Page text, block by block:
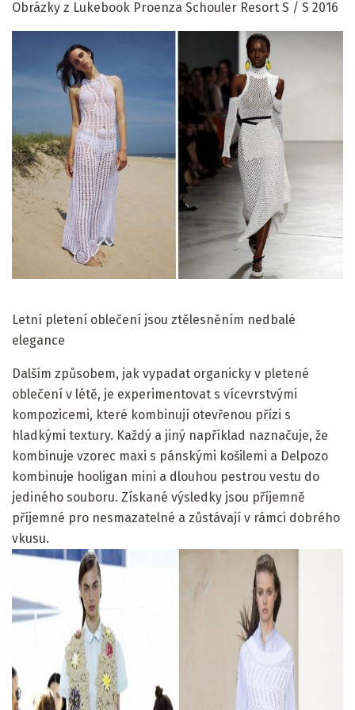
Obrázky z Lukebook Proenza Schouler Resort S / S 2016
Letní pletení oblečení jsou ztělesněním nedbalé
elegance
Dalším způsobem, jak vypadat organicky v pletené
oblečení v létě, je experimentovat s vícevrstvými
kompozicemi, které kombinují otevřenou přízi s
hladkými textury. Každý a jiný například naznačuje, že
kombinuje vzorec maxi s pánskými košilemi a Delpozo
kombinuje hooligan mini a dlouhou pestrou vestu do
jediného souboru. Získané výsledky jsou příjemně
příjemné pro nesmazatelné a zůstávají v rámci dobrého
vkusu.